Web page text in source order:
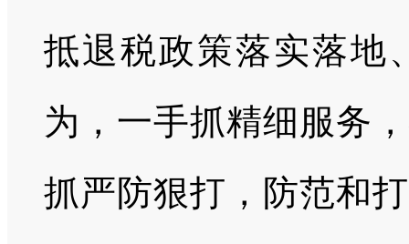
抵退税政策落实落地
为，一手抓精细服务
抓严防狠打，防范和